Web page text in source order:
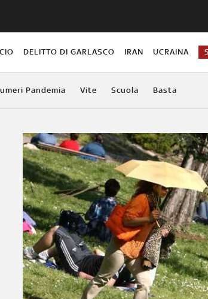
DELITTO DI GARLASCO IRAN UCRAINA
Pandemia Vite Scuola Basta